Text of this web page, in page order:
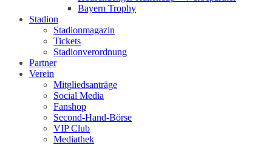
Bayern Trophy
Stadion
Stadionmagazin
Tickets
Stadionverordnung
Partner
Verein
Mitgliedsanträge
Social Media
Fanshop
Second-Hand-Börse
VIP Club
Mediathek